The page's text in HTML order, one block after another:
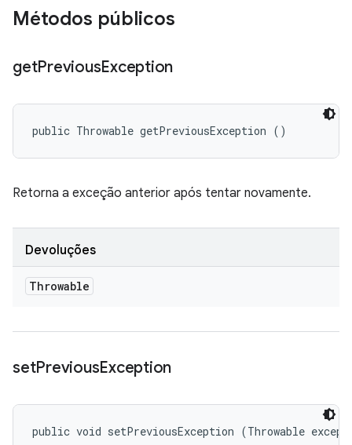
Métodos públicos
getPreviousException
public Throwable getPreviousException ()
Retorna a exceção anterior após tentar novamente.
Devoluções
Throwable
setPreviousException
public void setPreviousException (Throwable